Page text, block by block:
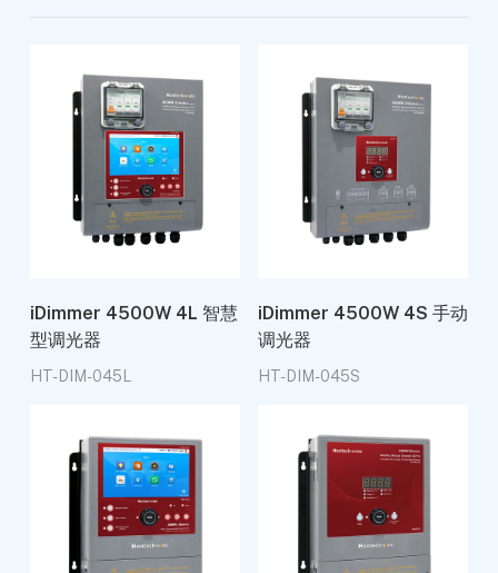
iDimmer 4500W 4L 智慧
型调光器
HT-DIM-045L
iDimmer 4500W 4S 手动
调光器
HT-DIM-045S